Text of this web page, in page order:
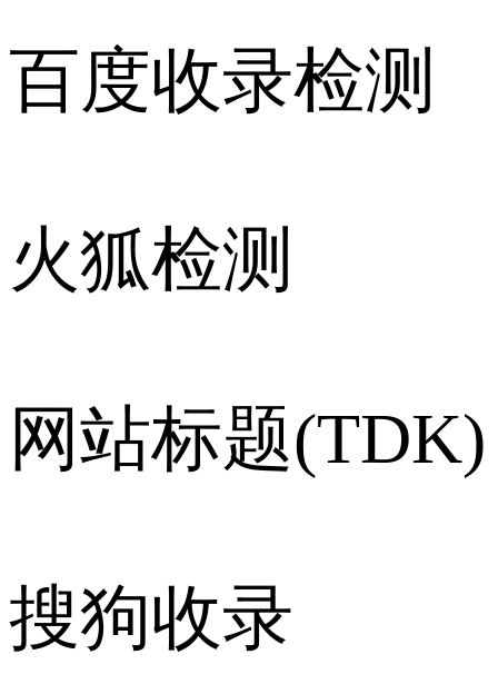
百度收录检测
火狐检测
网站标题(TDK)
搜狗收录